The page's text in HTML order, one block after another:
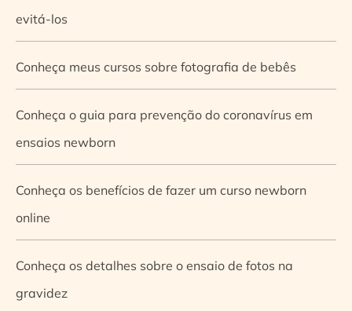
evitá-los
Conheça meus cursos sobre fotografia de bebês
Conheça o guia para prevenção do coronavírus em
ensaios newborn
Conheça os benefícios de fazer um curso newborn
online
Conheça os detalhes sobre o ensaio de fotos na
gravidez